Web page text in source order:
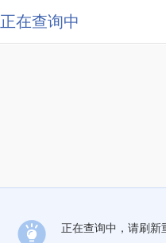
正在查询中
正在查询中，请刷新